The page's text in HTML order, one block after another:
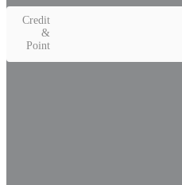
Credit
&
Point